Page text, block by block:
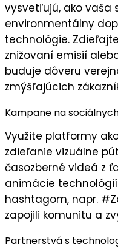
vysvetľujú, ako vaša
environmentálny
technológie.
znižovaní emisií
buduje dôveru
zmýšľajúcich
Kampane na
Využite platformy
zdieľanie vizuálne
časozberné videá z
animácie
hashtagom, napr.
zapojili komunitu a
Partnerstvá s